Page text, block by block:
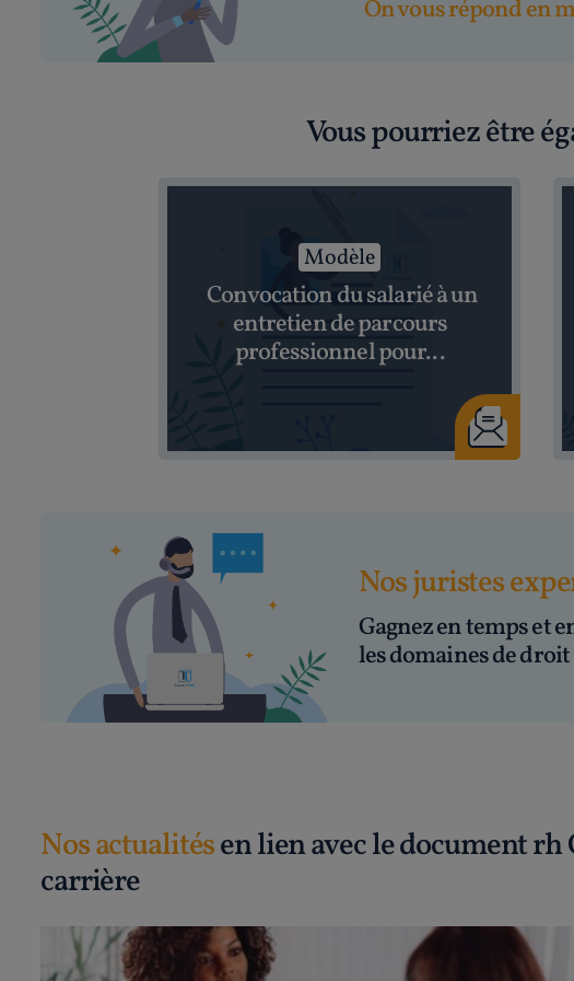
On vous répond en
Vous pourriez être
Modèle
Convocation du salarié à un
entretien de parcours
professionnel pour...
Nos juristes
Gagnez en temps et
les domaines de
Nos actualitésen lien avec le document
carrière